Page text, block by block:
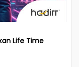
Life Time